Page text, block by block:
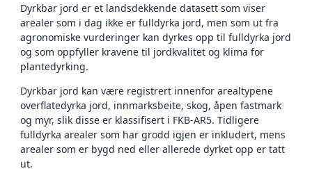
Dyrkbar jord er et landsdekkende datasett som viser
arealer som i dag ikke er fulldyrka jord, men som ut fra
agronomiske vurderinger kan dyrkes opp til fulldyrka jord
og som oppfyller kravene til jordkvalitet og klima for
plantedyrking.
Dyrkbar jord kan være registrert innenfor arealtypene
overflatedyrka jord, innmarksbeite, skog, åpen fastmark
og myr, slik disse er klassifisert i FKB-AR5. Tidligere
fulldyrka arealer som har grodd igjen er inkludert, mens
arealer som er bygd ned eller allerede dyrket opp er tatt
ut.